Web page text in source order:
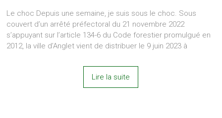
Le choc Depuis une semaine, je suis sous le choc. Sous
couvert d’un arrêté préfectoral du 21 novembre 2022
s’appuyant sur l’article 134-6 du Code forestier promulgué en
2012, la ville d’Anglet vient de distribuer le 9 juin 2023 à
Lire la suite